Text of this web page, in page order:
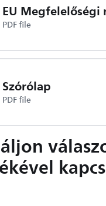
PDF file
Szórólap
PDF file